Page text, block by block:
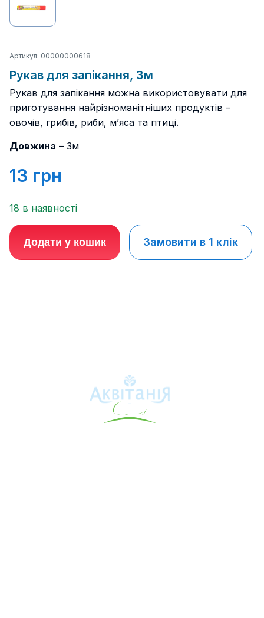
Артикул: 00000000618
Рукав для запікання, 3м
Рукав для запікання можна використовувати для
приготування найрізноманітніших продуктів –
овочів, грибів, риби, м’яса та птиці.
Довжина – 3м
13 грн
18 в наявності
Додати у кошик Замовити в 1 клік